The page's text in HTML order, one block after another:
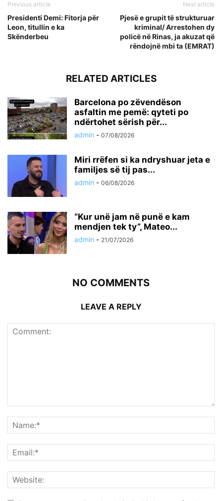
Previous article
Presidenti Demi: Fitorja për
Leon, titullin e ka
Skënderbeu
Next article
Pjesë e grupit të strukturuar
kriminal/ Arrestohen dy
policë në Rinas, ja akuzat që
rëndojnë mbi ta (EMRAT)
RELATED ARTICLES
Barcelona po zëvendëson
asfaltin me pemë: qyteti po
ndërtohet sërish për...
admin - 07/08/2026
Miri rrëfen si ka ndryshuar jeta e
familjes së tij pas...
admin - 06/08/2026
“Kur unë jam në punë e kam
mendjen tek ty”, Mateo...
admin - 21/07/2026
NO COMMENTS
LEAVE A REPLY